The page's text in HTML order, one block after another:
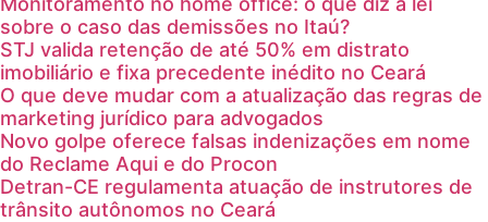
sobre o caso das demissões no Itaú?
STJ valida retenção de até 50% em distrato
imobiliário e fixa precedente inédito no Ceará
O que deve mudar com a atualização das regras de
marketing jurídico para advogados
Novo golpe oferece falsas indenizações em nome
do Reclame Aqui e do Procon
Detran-CE regulamenta atuação de instrutores de
trânsito autônomos no Ceará